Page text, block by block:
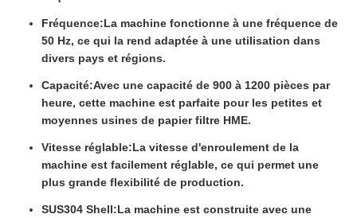
Fréquence:La machine fonctionne à une fréquence de
50 Hz, ce qui la rend adaptée à une utilisation dans
divers pays et régions.
Capacité:Avec une capacité de 900 à 1200 pièces par
heure, cette machine est parfaite pour les petites et
moyennes usines de papier filtre HME.
Vitesse réglable:La vitesse d'enroulement de la
machine est facilement réglable, ce qui permet une
plus grande flexibilité de production.
SUS304 Shell:La machine est construite avec une